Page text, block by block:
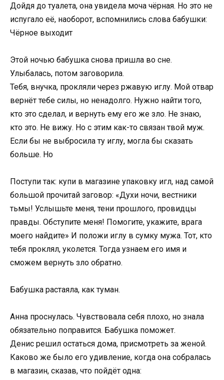
Дойдя до туалета, она увидела моча чёрная. Но это не
испугало её, наоборот, вспомнились слова бабушки:
Чёрное выходит
Этой ночью бабушка снова пришла во сне.
Улыбалась, потом заговорила.
Тебя, внучка, прокляли через ржавую иглу. Мой отвар
вернёт тебе силы, но ненадолго. Нужно найти того,
кто это сделал, и вернуть ему его же зло. Не знаю,
кто это. Не вижу. Но с этим как-то связан твой муж.
Если бы не выбросила ту иглу, могла бы сказать
больше. Но
Поступи так: купи в магазине упаковку игл, над самой
большой прочитай заговор: «Духи ночи, вестники
тьмы! Услышьте меня, тени прошлого, провидцы
правды. Обступите меня! Помогите, укажите, врага
моего найдите» И положи иглу в сумку мужа. Тот, кто
тебя проклял, уколется. Тогда узнаем его имя и
сможем вернуть зло обратно.
Бабушка растаяла, как туман.
Анна проснулась. Чувствовала себя плохо, но знала
обязательно поправится. Бабушка поможет.
Денис решил остаться дома, присмотреть за женой.
Каково же было его удивление, когда она собралась
в магазин, сказав, что пойдёт одна: